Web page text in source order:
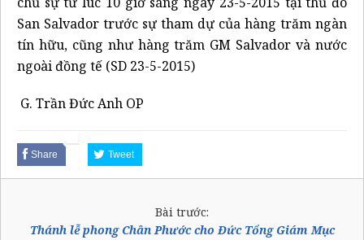
San Salvador trước sự tham dự của hàng trăm ngàn
tín hữu, cũng như hàng trăm GM Salvador và nước
ngoài đồng tế (SD 23-5-2015)
G. Trần Đức Anh OP
Share Tweet
Bài trước:
Thánh lễ phong Chân Phước cho Đức Tổng Giám Mục